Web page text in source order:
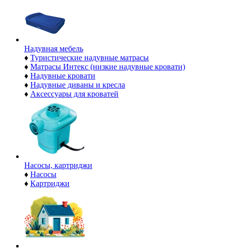
Надувная мебель
♦ Туристические надувные матрасы
♦ Матрасы Интекс (низкие надувные кровати)
♦ Надувные кровати
♦ Надувные диваны и кресла
♦ Аксессуары для кроватей
Насосы, картриджи
♦ Насосы
♦ Картриджи